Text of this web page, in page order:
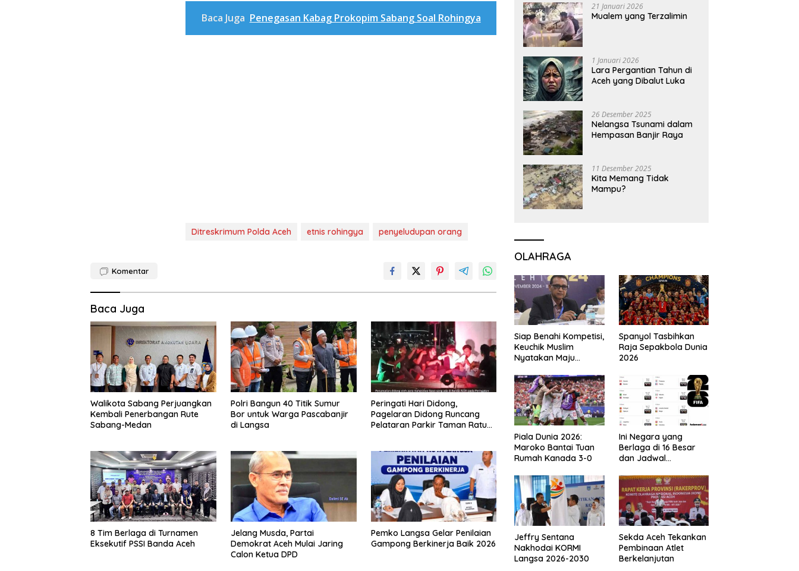
Baca Juga Penegasan Kabag Prokopim Sabang Soal Rohingya
Ditreskrimum Polda Aceh etnis rohingya penyeludupan orang
Komentar
Baca Juga
Walikota Sabang Perjuangkan
Kembali Penerbangan Rute
Sabang-Medan
Polri Bangun 40 Titik Sumur
Bor untuk Warga Pascabanjir
di Langsa
Peringati Hari Didong,
Pagelaran Didong Runcang
Pelataran Parkir Taman Ratu
8 Tim Berlaga di Turnamen
Eksekutif PSSI Banda Aceh
Jelang Musda, Partai
Demokrat Aceh Mulai Jaring
Calon Ketua DPD
Pemko Langsa Gelar Penilaian
Gampong Berkinerja Baik 2026
21 Januari 2026
Mualem yang Terzalimin
1 Januari 2026
Lara Pergantian Tahun di
Aceh yang Dibalut Luka
26 Desember 2025
Nelangsa Tsunami dalam
Hempasan Banjir Raya
11 Desember 2025
Kita Memang Tidak
Mampu?
OLAHRAGA
Siap Benahi Kompetisi,
Keuchik Muslim
Nyatakan Maju
Asprov PSSI Aceh
Spanyol Tasbihkan
Raja Sepakbola Dunia
2026
Piala Dunia 2026:
Maroko Bantai Tuan
Rumah Kanada 3-0
Ini Negara yang
Berlaga di 16 Besar
dan Jadwal
Perdelapan final Piala
Dunia 2026
Jeffry Sentana
Nakhodai KORMI
Langsa 2026-2030
Sekda Aceh Tekankan
Pembinaan Atlet
Berkelanjutan